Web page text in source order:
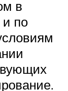
в
по